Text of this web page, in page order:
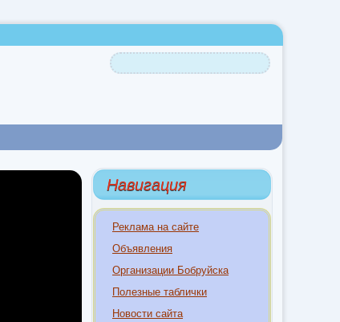
Навигация
Реклама на сайте
Объявления
Организации Бобруйска
Полезные таблички
Новости сайта